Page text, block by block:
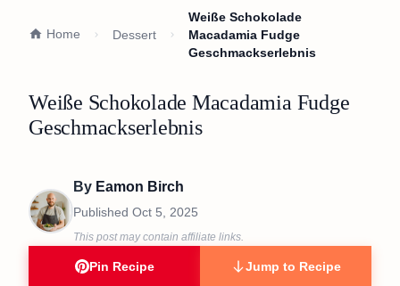
Home Dessert
Weiße Schokolade
Macadamia Fudge
Geschmackserlebnis
Weiße Schokolade Macadamia Fudge
Geschmackserlebnis
By Eamon Birch
Published Oct 5, 2025
This post may contain affiliate links.
Pin Recipe Jump to Recipe